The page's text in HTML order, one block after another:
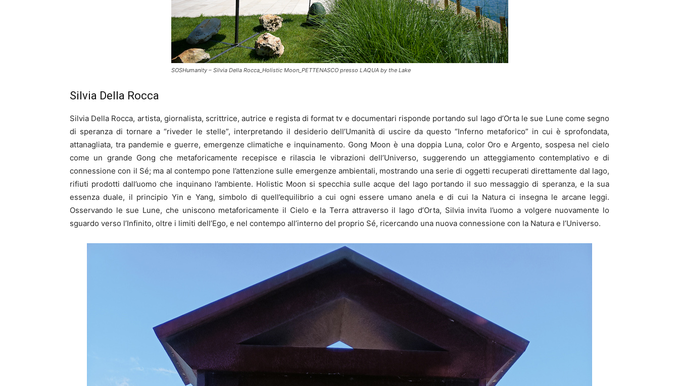
SOSHumanity – Silvia Della Rocca_Holistic Moon_PETTENASCO presso LAQUA by the Lake
Silvia Della Rocca
Silvia Della Rocca, artista, giornalista, scrittrice, autrice e regista di format tv e documentari risponde portando sul lago d’Orta le sue Lune come segno
di speranza di tornare a “riveder le stelle”, interpretando il desiderio dell’Umanità di uscire da questo “Inferno metaforico” in cui è sprofondata,
attanagliata, tra pandemie e guerre, emergenze climatiche e inquinamento. Gong Moon è una doppia Luna, color Oro e Argento, sospesa nel cielo
come un grande Gong che metaforicamente recepisce e rilascia le vibrazioni dell’Universo, suggerendo un atteggiamento contemplativo e di
connessione con il Sé; ma al contempo pone l’attenzione sulle emergenze ambientali, mostrando una serie di oggetti recuperati direttamente dal lago,
rifiuti prodotti dall’uomo che inquinano l’ambiente. Holistic Moon si specchia sulle acque del lago portando il suo messaggio di speranza, e la sua
essenza duale, il principio Yin e Yang, simbolo di quell’equilibrio a cui ogni essere umano anela e di cui la Natura ci insegna le arcane leggi.
Osservando le sue Lune, che uniscono metaforicamente il Cielo e la Terra attraverso il lago d’Orta, Silvia invita l’uomo a volgere nuovamente lo
sguardo verso l’Infinito, oltre i limiti dell’Ego, e nel contempo all’interno del proprio Sé, ricercando una nuova connessione con la Natura e l’Universo.